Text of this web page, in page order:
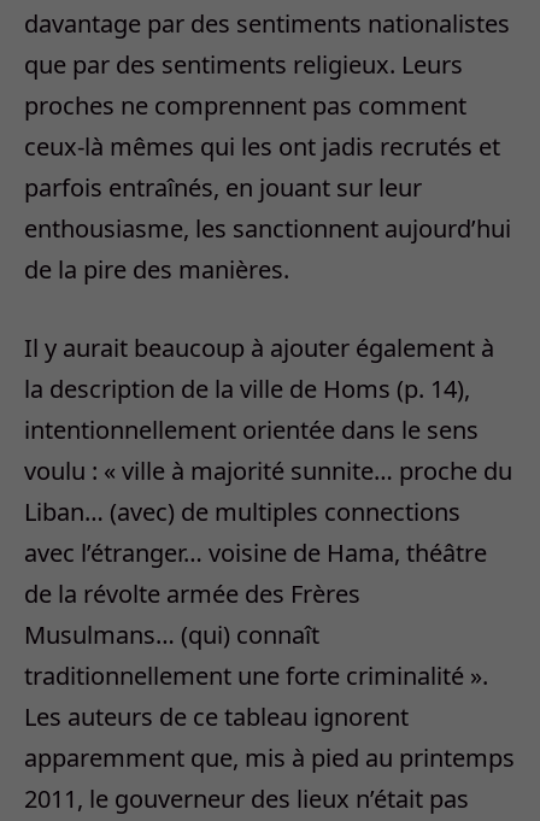
davantage par des sentiments nationalistes
que par des sentiments religieux. Leurs
proches ne comprennent pas comment
ceux-là mêmes qui les ont jadis recrutés et
parfois entraînés, en jouant sur leur
enthousiasme, les sanctionnent aujourd’hui
de la pire des manières.
Il y aurait beaucoup à ajouter également à
la description de la ville de Homs (p. 14),
intentionnellement orientée dans le sens
voulu : « ville à majorité sunnite… proche du
Liban… (avec) de multiples connections
avec l’étranger… voisine de Hama, théâtre
de la révolte armée des Frères
Musulmans… (qui) connaît
traditionnellement une forte criminalité ».
Les auteurs de ce tableau ignorent
apparemment que, mis à pied au printemps
2011, le gouverneur des lieux n’était pas